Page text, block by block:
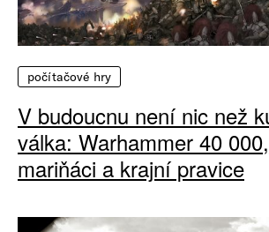
počítačové hry
V budoucnu není nic než
válka: Warhammer 40
mariňáci a krajní pravice